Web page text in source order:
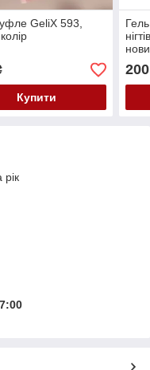
GeliX 593,
Купити
200
рік